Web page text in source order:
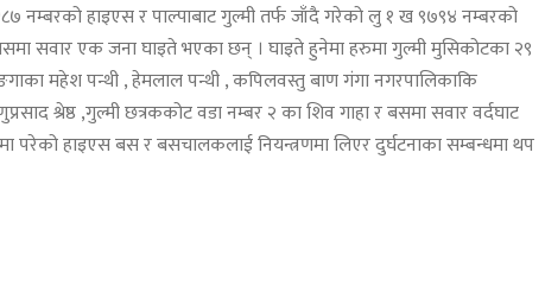
हाइएस र पाल्पाबाट गुल्मी तर्फ जाँदै गरेको लु १ ख ९७९४ नम्बरको
सवार एक जना घाइते भएका छन् । घाइते हुनेमा हरुमा गुल्मी मुसिकोटका २९
महेश पन्थी , हेमलाल पन्थी , कपिलवस्तु बाण गंगा नगरपालिकाकि
श्रेष्ठ ,गुल्मी छत्रककोट वडा नम्बर २ का शिव गाहा र बसमा सवार वर्दघाट
परेको हाइएस बस र बसचालकलाई नियन्त्रणमा लिएर दुर्घटनाका सम्बन्धमा थप